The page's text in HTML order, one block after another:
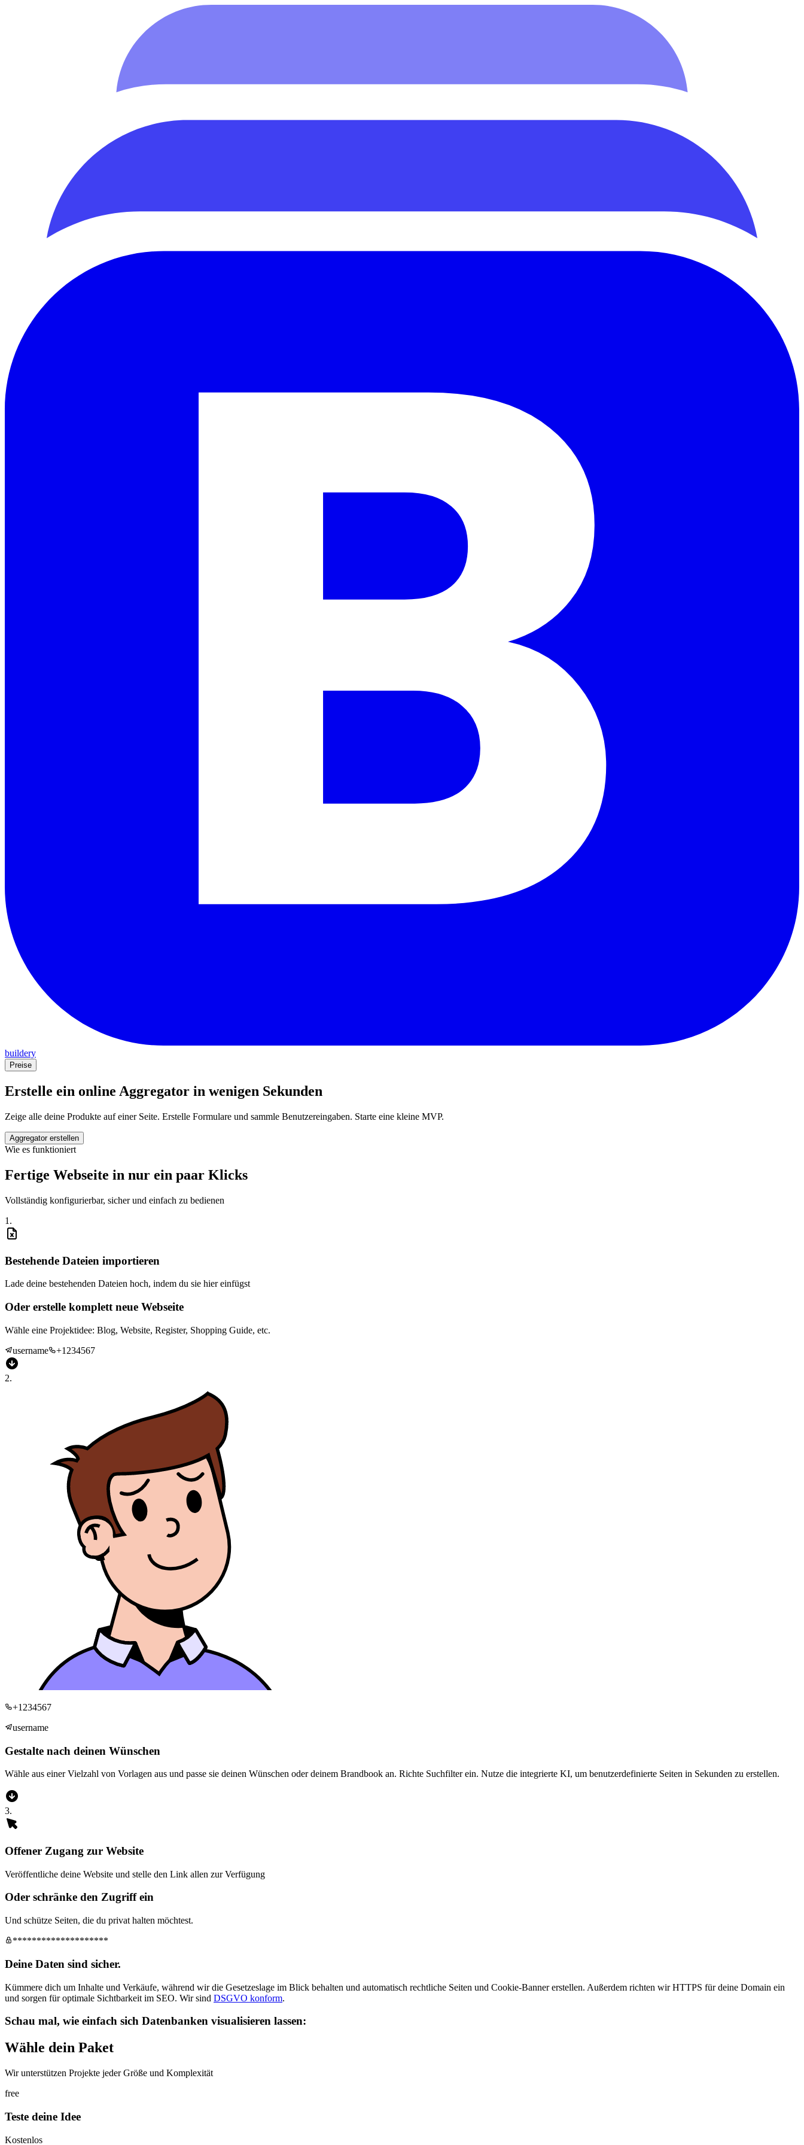
buildery
Preise
Erstelle ein online Aggregator in wenigen Sekunden
Zeige alle deine Produkte auf einer Seite. Erstelle Formulare und sammle Benutzereingaben. Starte eine kleine MVP.
Aggregator erstellen
Wie es funktioniert
Fertige Webseite in nur ein paar Klicks
Vollständig konfigurierbar, sicher und einfach zu bedienen
1 .
Bestehende Dateien importieren
Lade deine bestehenden Dateien hoch, indem du sie hier einfügst
Oder erstelle komplett neue Webseite
Wähle eine Projektidee: Blog, Website, Register, Shopping Guide, etc.
username
+1234567
2.
+1234567
username
Gestalte nach deinen Wünschen
Wähle aus einer Vielzahl von Vorlagen aus und passe sie deinen Wünschen oder deinem Brandbook an. Richte Suchfilter ein. Nutze die integrierte KI, um benutzerdefinierte Seiten in Sekunden zu erstellen.
3.
Offener Zugang zur Website
Veröffentliche deine Website und stelle den Link allen zur Verfügung
Oder schränke den Zugriff ein
Und schütze Seiten, die du privat halten möchtest.
********************
Deine Daten sind sicher.
Kümmere dich um Inhalte und Verkäufe, während wir die Gesetzeslage im Blick behalten und automatisch rechtliche Seiten und Cookie-Banner erstellen. Außerdem richten wir HTTPS für deine Domain ein
und sorgen für optimale Sichtbarkeit im SEO. Wir sind DSGVO konform.
Schau mal, wie einfach sich Datenbanken visualisieren lassen:
Wähle dein Paket
Wir unterstützen Projekte jeder Größe und Komplexität
free
Teste deine Idee
Kostenlos